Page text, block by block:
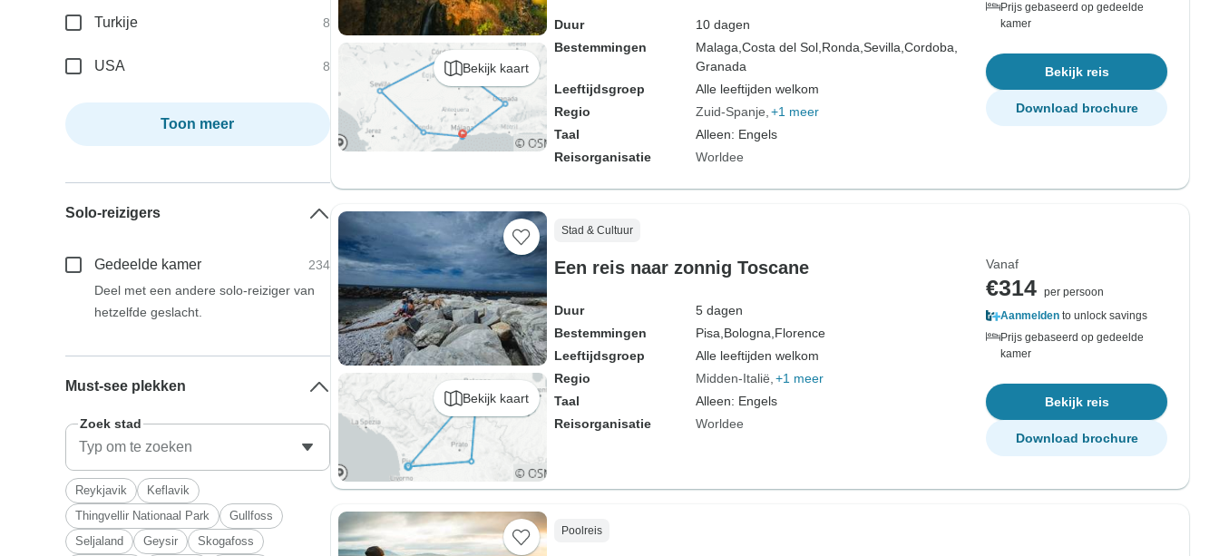
Bekijk kaart
Duur
10 dagen
Bestemmingen
Malaga, Costa del Sol, Ronda, Sevilla, Cordoba,
Granada
Leeftijdsgroep
Alle leeftijden welkom
Regio
Zuid-Spanje +1 meer
Taal
Alleen: Engels
Reisorganisatie
Worldee
Prijs gebaseerd op gedeelde
kamer
Bekijk reis
Download brochure
Bekijk kaart
Stad & Cultuur
Een reis naar zonnig Toscane
Duur
5 dagen
Bestemmingen
Pisa, Bologna, Florence
Leeftijdsgroep
Alle leeftijden welkom
Regio
Midden-Italië +1 meer
Taal
Alleen: Engels
Reisorganisatie
Worldee
Vanaf
€314 per persoon
Aanmelden to unlock savings
Prijs gebaseerd op gedeelde
kamer
Bekijk reis
Download brochure
Poolreis
Turkije 8
USA 8
Toon meer
Solo-reizigers
Gedeelde kamer
234
Deel met een andere solo-reiziger van
hetzelfde geslacht.
Must-see plekken
Zoek stad
Reykjavik
Keflavik
Thingvellir Nationaal Park
Gullfoss
Seljaland
Geysir
Skogafoss